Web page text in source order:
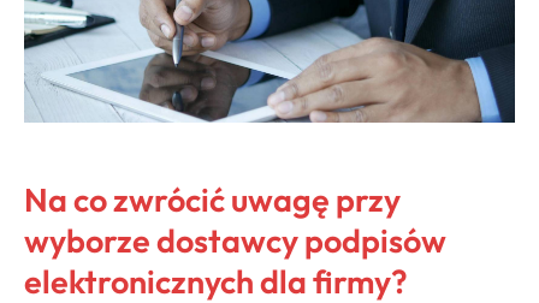
Na co zwrócić uwagę przy
wyborze dostawcy podpisów
elektronicznych dla firmy?